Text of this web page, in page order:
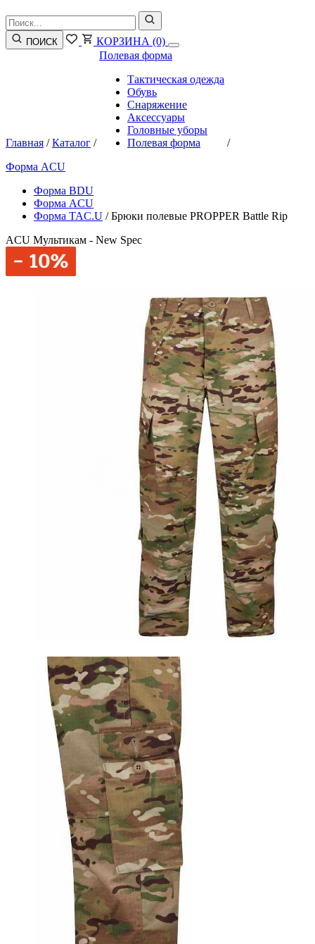
ПОИСК КОРЗИНА (0)
Главная /Каталог /
Полевая форма
Тактическая одежда
Обувь
Снаряжение
Аксессуары
Головные уборы
Полевая форма
/
Форма ACU
Форма BDU
Форма ACU
Форма TAC.U /Брюки полевые PROPPER Battle Rip
ACU Мультикам - New Spec